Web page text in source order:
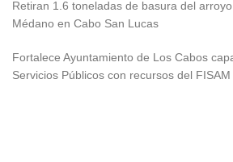
Retiran 1.6 toneladas de basura del
Médano en Cabo San Lucas
Fortalece Ayuntamiento de Los Cabos
Servicios Públicos con recursos del FISAM